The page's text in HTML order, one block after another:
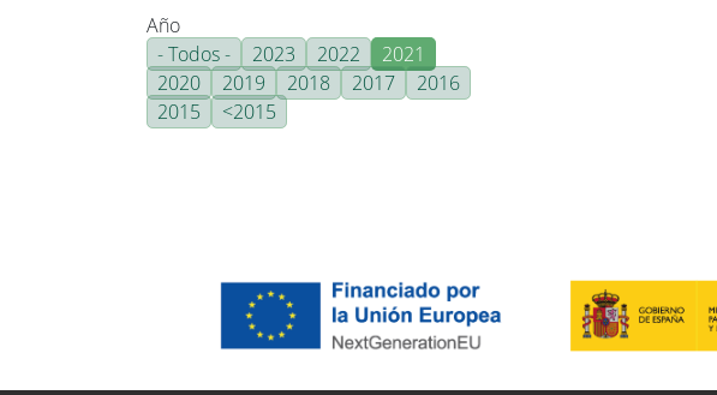
Año
- Todos -
2023 2022
2021
2020
2019 2018 2017
2016
2015
<2015